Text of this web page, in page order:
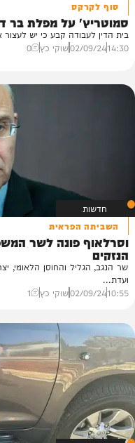
על מפלת בר דוד:
קבע כי יש לעצור את השביתה בשעה 14:30 •
פונה לשר המשפטים:
והחוסן הלאומי, יצחק
שוקי כץ 1